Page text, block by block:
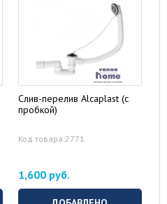
Слив-перелив Alcaplast (с
пробкой)
Код товара:2771
1,600 руб.